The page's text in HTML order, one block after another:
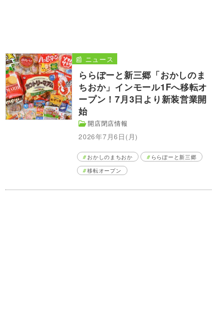
ららぽーと新三郷「おかしのま
ちおか」インモール1Fへ移転オ
ープン！7月3日より新装営業開
始
開店閉店情報
2026年7月6日(月)
📰 ニュース
おかしのまちおか
ららぽーと新三郷
移転オープン